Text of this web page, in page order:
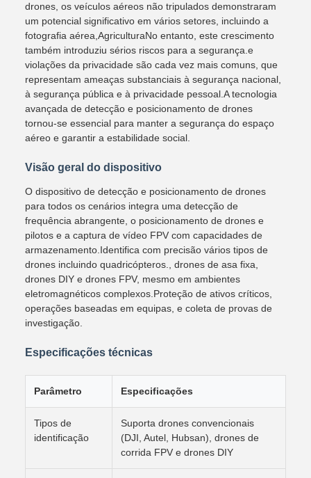
drones, os veículos aéreos não tripulados demonstraram
um potencial significativo em vários setores, incluindo a
fotografia aérea,AgriculturaNo entanto, este crescimento
também introduziu sérios riscos para a segurança.e
violações da privacidade são cada vez mais comuns, que
representam ameaças substanciais à segurança nacional,
à segurança pública e à privacidade pessoal.A tecnologia
avançada de detecção e posicionamento de drones
tornou-se essencial para manter a segurança do espaço
aéreo e garantir a estabilidade social.
Visão geral do dispositivo
O dispositivo de detecção e posicionamento de drones
para todos os cenários integra uma detecção de
frequência abrangente, o posicionamento de drones e
pilotos e a captura de vídeo FPV com capacidades de
armazenamento.Identifica com precisão vários tipos de
drones incluindo quadricópteros., drones de asa fixa,
drones DIY e drones FPV, mesmo em ambientes
eletromagnéticos complexos.Proteção de ativos críticos,
operações baseadas em equipas, e coleta de provas de
investigação.
Especificações técnicas
Parâmetro Especificações
Tipos de
identificação
Suporta drones convencionais
(DJI, Autel, Hubsan), drones de
corrida FPV e drones DIY